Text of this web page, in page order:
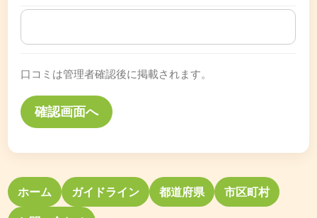
口コミは管理者確認後に掲載されます。
ホーム ガイドライン 都道府県 市区町村